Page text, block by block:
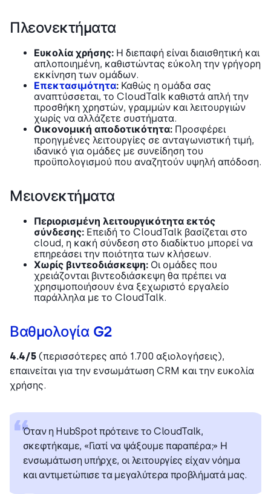
Πλεονεκτήματα
Ευκολία χρήσης: Η διεπαφή είναι διαισθητική και
απλοποιημένη, καθιστώντας εύκολη την γρήγορη
εκκίνηση των ομάδων.
Επεκτασιμότητα: Καθώς η ομάδα σας
αναπτύσσεται, το CloudTalk καθιστά απλή την
προσθήκη χρηστών, γραμμών και λειτουργιών
χωρίς να αλλάζετε συστήματα.
Οικονομική αποδοτικότητα: Προσφέρει
προηγμένες λειτουργίες σε ανταγωνιστική τιμή,
ιδανικό για ομάδες με συνείδηση του
προϋπολογισμού που αναζητούν υψηλή απόδοση.
Μειονεκτήματα
Περιορισμένη λειτουργικότητα εκτός
σύνδεσης: Επειδή το CloudTalk βασίζεται στο
cloud, η κακή σύνδεση στο διαδίκτυο μπορεί να
επηρεάσει την ποιότητα των κλήσεων.
Χωρίς βιντεοδιάσκεψη: Οι ομάδες που
χρειάζονται βιντεοδιάσκεψη θα πρέπει να
χρησιμοποιήσουν ένα ξεχωριστό εργαλείο
παράλληλα με το CloudTalk.
Βαθμολογία G2
4.4/5 (περισσότερες από 1.700 αξιολογήσεις),
επαινείται για την ενσωμάτωση CRM και την ευκολία
χρήσης.
Όταν η HubSpot πρότεινε το CloudTalk,
σκεφτήκαμε, «Γιατί να ψάξουμε παραπέρα;» Η
ενσωμάτωση υπήρχε, οι λειτουργίες είχαν νόημα
και αντιμετώπισε τα μεγαλύτερα προβλήματά μας.